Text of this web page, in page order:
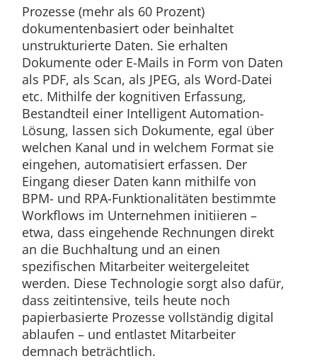
Prozesse (mehr als 60 Prozent)
dokumentenbasiert oder beinhaltet
unstrukturierte Daten. Sie erhalten
Dokumente oder E-Mails in Form von Daten
als PDF, als Scan, als JPEG, als Word-Datei
etc. Mithilfe der kognitiven Erfassung,
Bestandteil einer Intelligent Automation-
Lösung, lassen sich Dokumente, egal über
welchen Kanal und in welchem Format sie
eingehen, automatisiert erfassen. Der
Eingang dieser Daten kann mithilfe von
BPM- und RPA-Funktionalitäten bestimmte
Workflows im Unternehmen initiieren –
etwa, dass eingehende Rechnungen direkt
an die Buchhaltung und an einen
spezifischen Mitarbeiter weitergeleitet
werden. Diese Technologie sorgt also dafür,
dass zeitintensive, teils heute noch
papierbasierte Prozesse vollständig digital
ablaufen – und entlastet Mitarbeiter
demnach beträchtlich.